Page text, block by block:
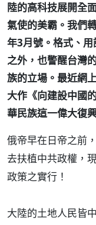
陸的高科技展開全
氣使的美霸。我們
年3月號。格式、
之外，也警醒台灣
族的立場。最近網
大作《向建設中國
華民族這一偉大復
俄帝早在日帝之前
去扶植中共政權，
政策之實行！
大陸的土地人民皆